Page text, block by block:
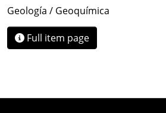
Geología / Geoquímica
Full item page